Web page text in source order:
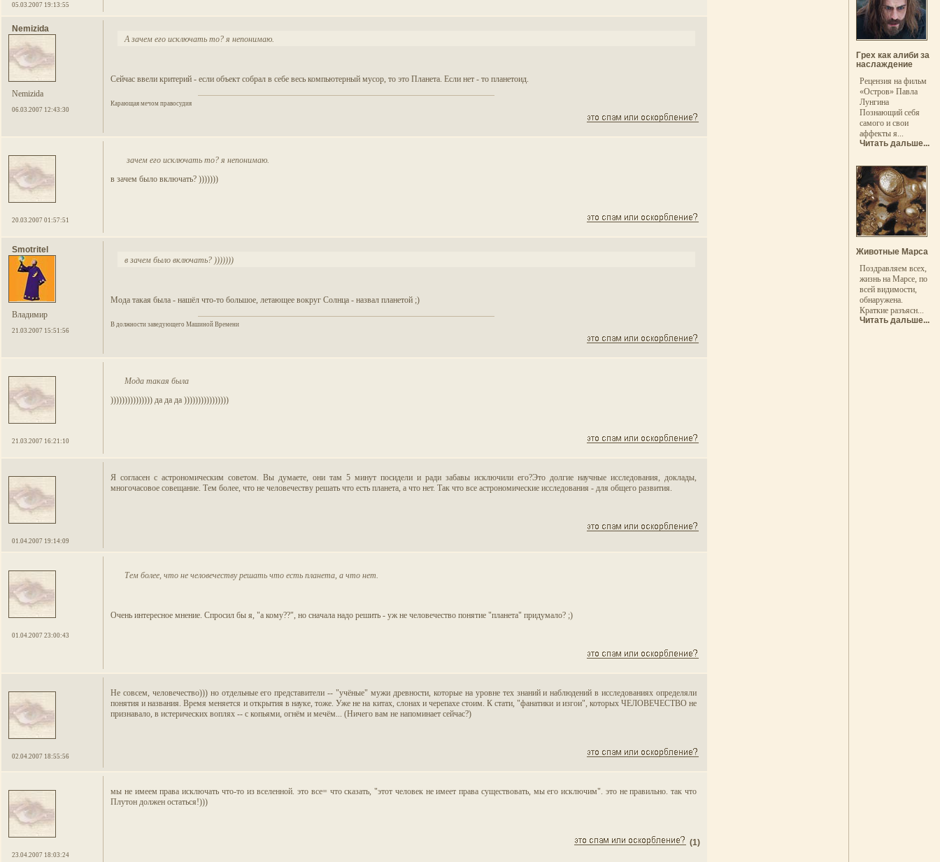
05.03.2007 19:13:55
Nemizida
Nemizida
06.03.2007 12:43:30
А зачем его исключать то? я непонимаю.
Сейчас ввели критерий - если объект собрал в себе весь компьютерный мусор, то это Планета. Если нет - то планетоид.
Карающая мечом правосудия
20.03.2007 01:57:51
зачем его исключать то? я непонимаю.
в зачем было включать? )))))))
Smotritel
Владимир
21.03.2007 15:51:56
в зачем было включать? )))))))
Мода такая была - нашёл что-то большое, летающее вокруг Солнца - назвал планетой ;)
В должности заведующего Машиной Времени
21.03.2007 16:21:10
Мода такая была
))))))))))))))) да да да ))))))))))))))))
01.04.2007 19:14:09
Я согласен с астрономическим советом. Вы думаете, они там 5 минут посидели и ради забавы исключили его?Это долгие научные исследования, доклады,
многочасовое совещание. Тем более, что не человечеству решать что есть планета, а что нет. Так что все астрономические исследования - для общего развития.
01.04.2007 23:00:43
Тем более, что не человечеству решать что есть планета, а что нет.
Очень интересное мнение. Спросил бы я, "а кому??", но сначала надо решить - уж не человечество понятие "планета" придумало? ;)
02.04.2007 18:55:56
Не совсем, человечество))) но отдельные его представители -- "учёные" мужи древности, которые на уровне тех знаний и наблюдений в исследованиях определяли
понятия и названия. Время меняется и открытия в науке, тоже. Уже не на китах, слонах и черепахе стоим. К стати, "фанатики и изгои", которых ЧЕЛОВЕЧЕСТВО не
признавало, в истерических воплях -- с копьями, огнём и мечём... (Ничего вам не напоминает сейчас?)
23.04.2007 18:03:24
мы не имеем права исключать что-то из вселенной. это все= что сказать, "этот человек не имеет права существовать, мы его исключим". это не правильно. так что
Плутон должен остаться!)))
(1)
Грех как алиби за
наслаждение
Рецензия на фильм
«Остров» Павла
Лунгина
Познающий себя
самого и свои
аффекты я...
Читать дальше...
Животные Марса
Поздравляем всех,
жизнь на Марсе, по
всей видимости,
обнаружена.
Краткие разъясн...
Читать дальше...